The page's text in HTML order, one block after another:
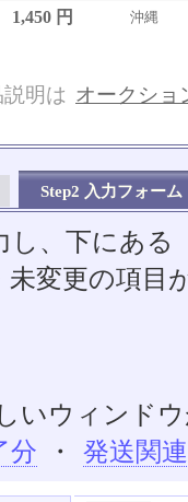
1,450 円 沖縄
明は オークショ
Step2 入力フォーム
し、下にあ
未変更の項目
いウィンド
分
・ 発送関